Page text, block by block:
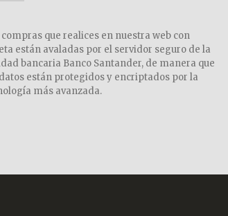
compras que realices en nuestra web con
están avaladas por el servidor seguro de la
bancaria Banco Santander, de manera que
están protegidos y encriptados por la
más avanzada.